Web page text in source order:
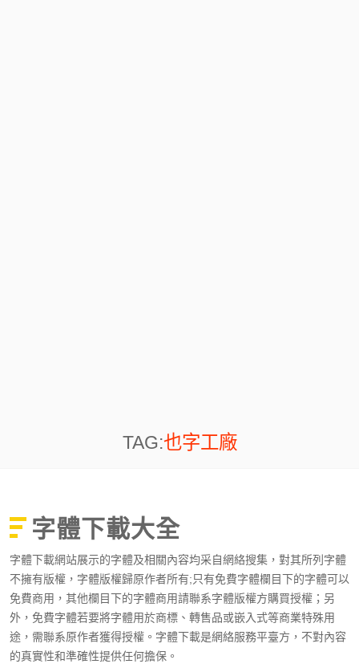
TAG:也字工廠
字體下載大全
字體下載網站展示的字體及相關內容均采自網絡搜集，對其所列字體
不擁有版權，字體版權歸原作者所有;只有免費字體欄目下的字體可以
免費商用，其他欄目下的字體商用請聯系字體版權方購買授權；另
外，免費字體若要將字體用於商標、轉售品或嵌入式等商業特殊用
途，需聯系原作者獲得授權。字體下載是網絡服務平臺方，不對內容
的真實性和準確性提供任何擔保。